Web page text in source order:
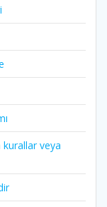
kurallar veya